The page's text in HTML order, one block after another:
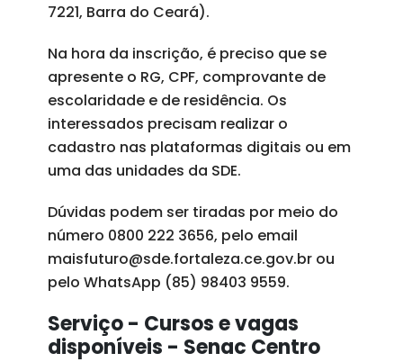
7221, Barra do Ceará).
Na hora da inscrição, é preciso que se
apresente o RG, CPF, comprovante de
escolaridade e de residência. Os
interessados precisam realizar o
cadastro nas plataformas digitais ou em
uma das unidades da SDE.
Dúvidas podem ser tiradas por meio do
número 0800 222 3656, pelo email
maisfuturo@sde.fortaleza.ce.gov.br ou
pelo WhatsApp (85) 98403 9559.
Serviço - Cursos e vagas
disponíveis - Senac Centro